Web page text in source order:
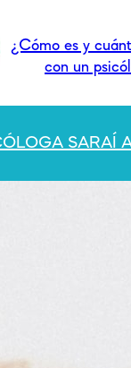
¿Cómo es y
con un
SARAÍ